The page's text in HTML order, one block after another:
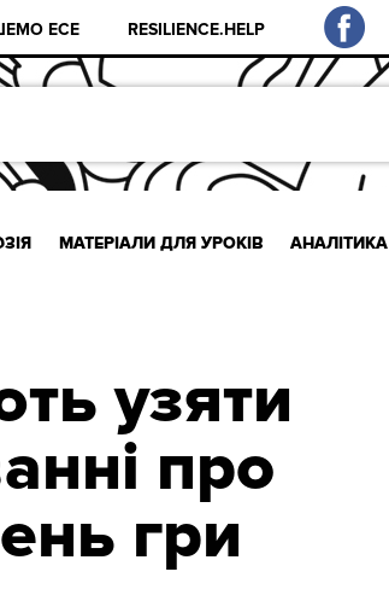
ЕСЕ RESILIENCE.HELP
МАТЕРІАЛИ ДЛЯ УРОКІВ АНАЛІТИКА
узяти
про
гри